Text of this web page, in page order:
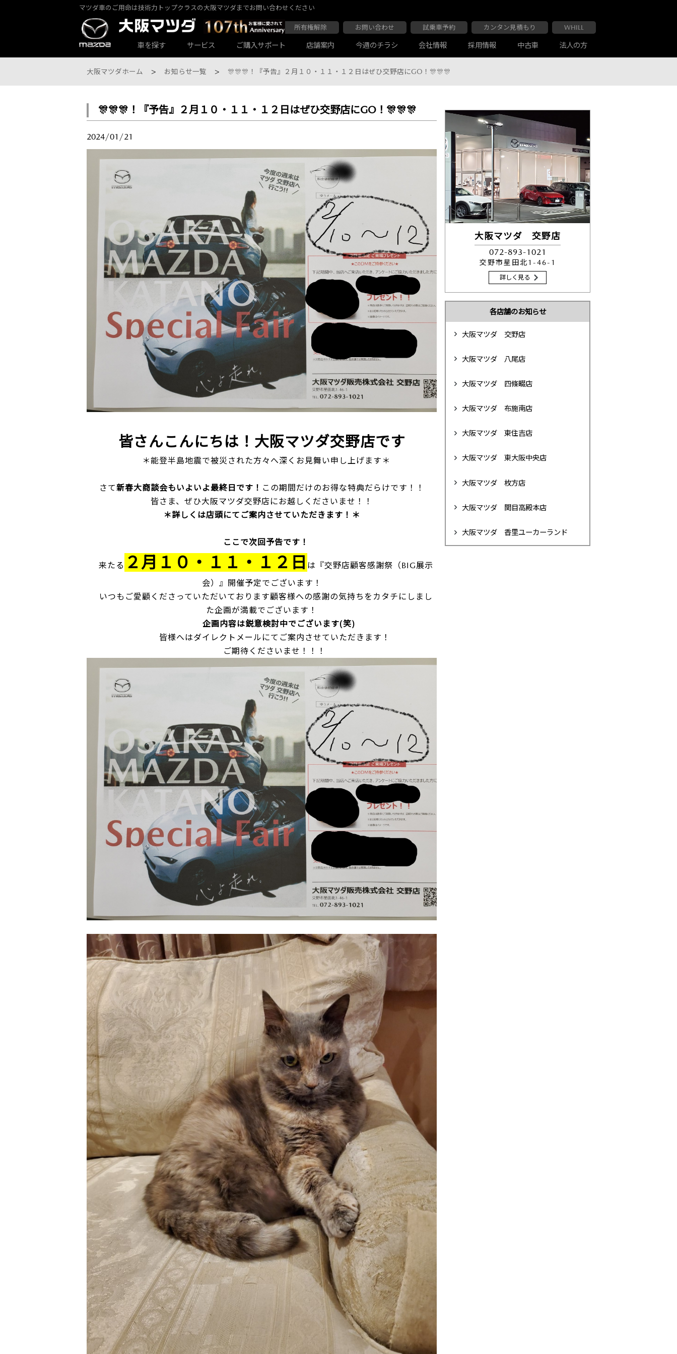
マツダ車のご用命は技術力トップクラスの大阪マツダまでお問い合わせください
所有権解除 お問い合わせ 試乗車予約 カンタン見積もり WHILL
車を探す
カーラインナップ一覧
サービス
サービス・アフターケアTOP
車検・点検
その他のメンテナンス マツダ自動車保険スカイプラス
ご購入サポート 店舗案内
大阪マツダ店舗一覧
大阪マツダ 布施南店
大阪マツダ 八尾店 大阪マツダ 関目高殿本店 大阪マツダ 枚方店 大阪マツダ 交野店
サービス専門工場 U-car Land 中古車専売店 法人営業部
今週のチラシ 会社情報
会社情報
お客様の声
採用情報 中古車 法人の方
大阪マツダホーム お知らせ一覧 🎊🎊🎊！『予告』２月１０・１１・１２日はぜひ交野店にGO！🎊🎊🎊
🎊🎊🎊！『予告』２月１０・１１・１２日はぜひ交野店にGO！🎊🎊🎊
2024/01/21
皆さんこんにちは！大阪マツダ交野店です
＊能登半島地震で被災された方々へ深くお見舞い申し上げます＊
さて新春大商談会もいよいよ最終日です！ この期間だけのお得な特典だらけです！！
皆さま、ぜひ大阪マツダ交野店にお越しくださいませ！！
＊詳しくは店頭にてご案内させていただきます！＊
ここで次回予告です！
来たる ２月１０・１１・１２日 は『交野店顧客感謝祭（BIG展示
会）』開催予定でございます！
いつもご愛顧くださっていただいております顧客様への感謝の気持ちをカタチにしまし
た企画が満載でございます！
企画内容は鋭意検討中でございます(笑)
皆様へはダイレクトメールにてご案内させていただきます！
ご期待くださいませ！！！
大阪マツダ 交野店
072-893-1021
交野市星田北1-46-1
詳しく見る
各店舗のお知らせ
大阪マツダ 交野店
大阪マツダ 八尾店
大阪マツダ 四條畷店
大阪マツダ 布施南店
大阪マツダ 東住吉店
大阪マツダ 東大阪中央店
大阪マツダ 枚方店
大阪マツダ 関目高殿本店
大阪マツダ 香里ユーカーランド